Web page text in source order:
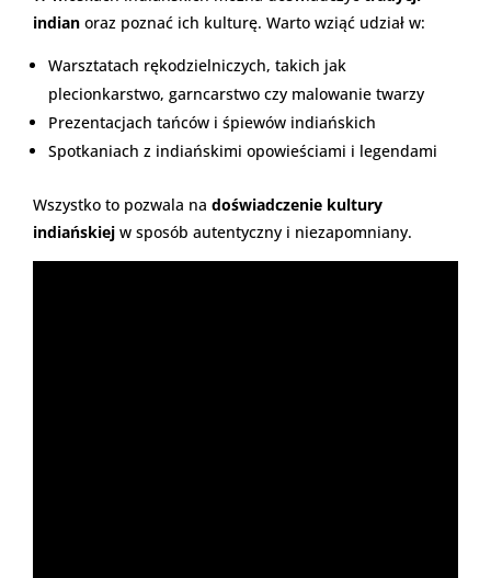
indian oraz poznać ich kulturę. Warto wziąć udział w:
Warsztatach rękodzielniczych, takich jak
plecionkarstwo, garncarstwo czy malowanie twarzy
Prezentacjach tańców i śpiewów indiańskich
Spotkaniach z indiańskimi opowieściami i legendami
Wszystko to pozwala na doświadczenie kultury
indiańskiej w sposób autentyczny i niezapomniany.